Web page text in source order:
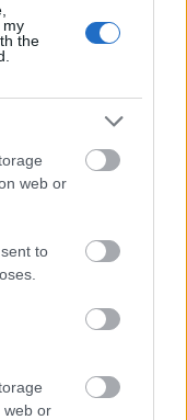
my
the
web or
to
web or
en 30 partidos,
por encuentro.
Toronto FC de la
que ha anotado 4
de jugadores
total de 1.115
fue la 10/11 en
seguida
los 100 puntos.